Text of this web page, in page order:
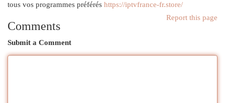
tous vos programmes préférés https://iptvfrance-fr.store/
Report this page
Comments
Submit a Comment